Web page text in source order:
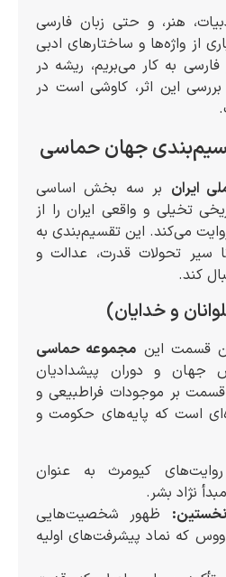
هنر، و حتی زبان فارسی
از واژه‌ها و ساختارهای ادبی
به کار می‌بریم، ریشه در
این اثر، کاوشی است در
جهان حماسی
ایران بر سه بخش اساسی
تخیلی و واقعی ایران را از
می‌کند. این تقسیم‌بندی به
سیر تحولات قدرت، عدالت و
کند.
و خدایان)
قسمت این مجموعه حماسی
جهان و دوران پیشدادیان
بر موجودات فراطبیعی و
است که پایه‌های حکومت و
روایت‌های کیومرث به عنوان
نژاد بشر.
ظهور شخصیت‌هایی
که نماد پیشرفت‌های اولیه